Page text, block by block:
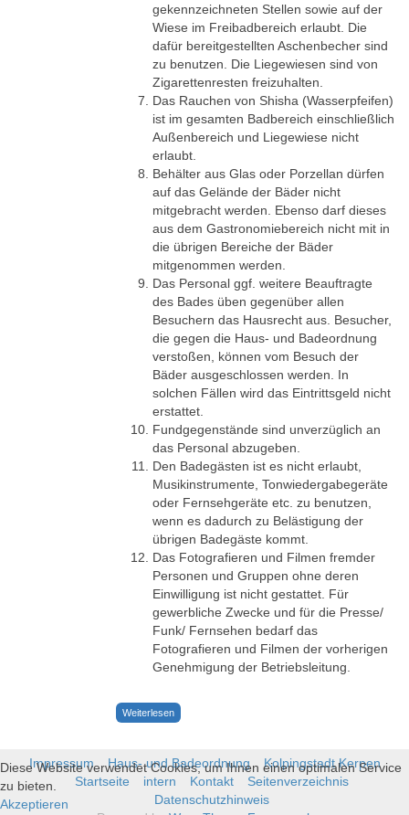
gekennzeichneten Stellen sowie auf der
Wiese im Freibadbereich erlaubt. Die
dafür bereitgestellten Aschenbecher sind
zu benutzen. Die Liegewiesen sind von
Zigarettenresten freizuhalten.
Das Rauchen von Shisha (Wasserpfeifen)
ist im gesamten Badbereich einschließlich
Außenbereich und Liegewiese nicht
erlaubt.
Behälter aus Glas oder Porzellan dürfen
auf das Gelände der Bäder nicht
mitgebracht werden. Ebenso darf dieses
aus dem Gastronomiebereich nicht mit in
die übrigen Bereiche der Bäder
mitgenommen werden.
Das Personal ggf. weitere Beauftragte
des Bades üben gegenüber allen
Besuchern das Hausrecht aus. Besucher,
die gegen die Haus- und Badeordnung
verstoßen, können vom Besuch der
Bäder ausgeschlossen werden. In
solchen Fällen wird das Eintrittsgeld nicht
erstattet.
Fundgegenstände sind unverzüglich an
das Personal abzugeben.
Den Badegästen ist es nicht erlaubt,
Musikinstrumente, Tonwiedergabegeräte
oder Fernsehgeräte etc. zu benutzen,
wenn es dadurch zu Belästigung der
übrigen Badegäste kommt.
Das Fotografieren und Filmen fremder
Personen und Gruppen ohne deren
Einwilligung ist nicht gestattet. Für
gewerbliche Zwecke und für die Presse/
Funk/ Fernsehen bedarf das
Fotografieren und Filmen der vorherigen
Genehmigung der Betriebsleitung.
Weiterlesen
Impressum Haus- und Badeordnung
Kolpingstadt Kerpen
Startseite
intern Kontakt
Seitenverzeichnis
Datenschutzhinweis
Diese Website verwendet Cookies, um Ihnen einen optimalen Service
zu bieten.
Akzeptieren